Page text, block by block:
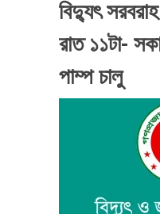
বিদ্যুৎ
রাত ১১টা-
পাম্প চালু